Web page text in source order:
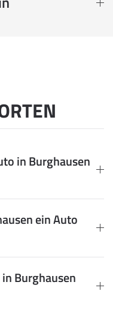
in Burghausen
ein Auto
Burghausen